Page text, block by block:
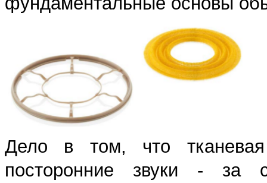
Дело в том, что
посторонние звуки - за